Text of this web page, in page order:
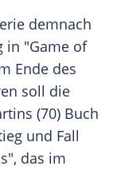
demnach
in "Game of
Ende des
soll die
(70) Buch
und Fall
das im